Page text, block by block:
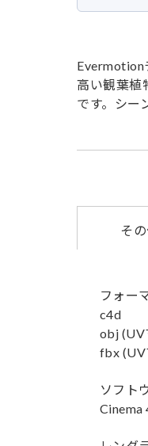
Evermotion
高い観葉植
です。シー
そ
フォー
c4d
obj (UV
fbx (UV
ソフト
Cinema